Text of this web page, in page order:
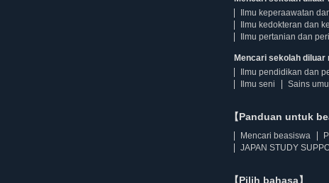
Ilmu keperaawatan
Ilmu kedokteran dan
Ilmu pertanian dan
Mencari sekolah
Ilmu pendidikan dan
Ilmu seni
Sains
【Panduan untuk
Mencari beasiswa
JAPAN STUDY
【Pilih bahasa】